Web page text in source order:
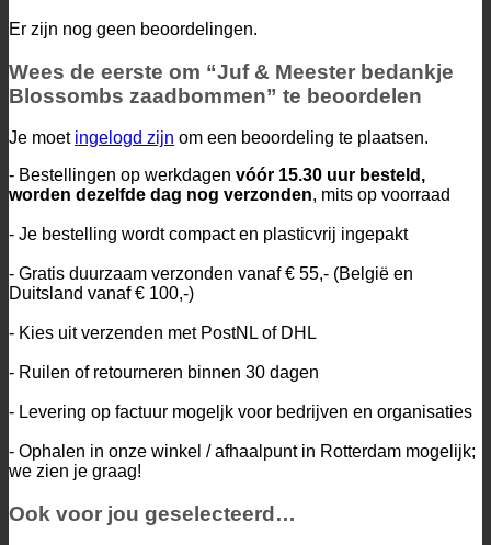
Er zijn nog geen beoordelingen.
Wees de eerste om “Juf & Meester bedankje
Blossombs zaadbommen” te beoordelen
Je moet ingelogd zijn om een beoordeling te plaatsen.
- Bestellingen op werkdagen vóór 15.30 uur besteld,
worden dezelfde dag nog verzonden, mits op voorraad
- Je bestelling wordt compact en plasticvrij ingepakt
- Gratis duurzaam verzonden vanaf € 55,- (België en
Duitsland vanaf € 100,-)
- Kies uit verzenden met PostNL of DHL
- Ruilen of retourneren binnen 30 dagen
- Levering op factuur mogeljk voor bedrijven en organisaties
- Ophalen in onze winkel / afhaalpunt in Rotterdam mogelijk;
we zien je graag!
Ook voor jou geselecteerd…